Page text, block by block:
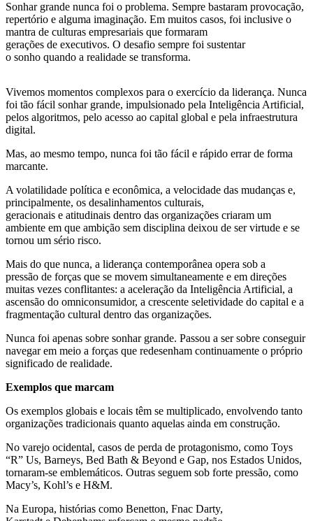
Sonhar grande nunca foi o problema. Sempre bastaram provocação,
repertório e alguma imaginação. Em muitos casos, foi inclusive o
mantra de culturas empresariais que formaram
gerações de executivos. O desafio sempre foi sustentar
o sonho quando a realidade se transforma.
Vivemos momentos complexos para o exercício da liderança. Nunca
foi tão fácil sonhar grande, impulsionado pela Inteligência Artificial,
pelos algoritmos, pelo acesso ao capital global e pela infraestrutura
digital.
Mas, ao mesmo tempo, nunca foi tão fácil e rápido errar de forma
marcante.
A volatilidade política e econômica, a velocidade das mudanças e,
principalmente, os desalinhamentos culturais,
geracionais e atitudinais dentro das organizações criaram um
ambiente em que ambição sem disciplina deixou de ser virtude e se
tornou um sério risco.
Mais do que nunca, a liderança contemporânea opera sob a
pressão de forças que se movem simultaneamente e em direções
muitas vezes conflitantes: a aceleração da Inteligência Artificial, a
ascensão do omniconsumidor, a crescente seletividade do capital e a
fragmentação cultural dentro das organizações.
Nunca foi apenas sobre sonhar grande. Passou a ser sobre conseguir
navegar em meio a forças que redesenham continuamente o próprio
significado de realidade.
Exemplos que marcam
Os exemplos globais e locais têm se multiplicado, envolvendo tanto
organizações tradicionais quanto aquelas ainda em construção.
No varejo ocidental, casos de perda de protagonismo, como Toys
“R” Us, Barneys, Bed Bath & Beyond e Gap, nos Estados Unidos,
tornaram-se emblemáticos. Outras seguem sob forte pressão, como
Macy’s, Kohl’s e H&M.
Na Europa, histórias como Benetton, Fnac Darty,